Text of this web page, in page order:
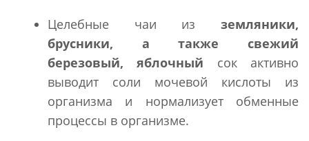
Целебные чаи из земляники,
брусники, а также свежий
березовый, яблочный сок активно
выводит соли мочевой кислоты из
организма и нормализует обменные
процессы в организме.